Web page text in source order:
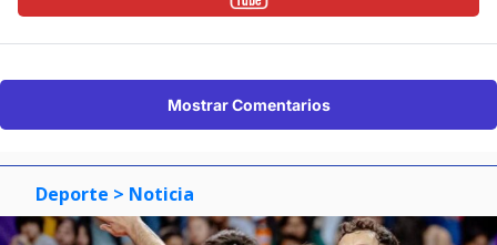
Mostrar Comentarios
Deporte > Noticia